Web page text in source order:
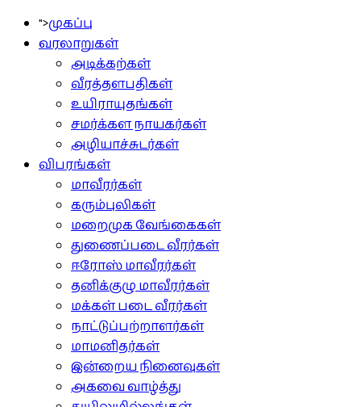
">முகப்பு
வரலாறுகள்
அடிக்கற்கள்
வீரத்தளபதிகள்
உயிராயுதங்கள்
சமர்க்கள நாயகர்கள்
அழியாச்சுடர்கள்
விபரங்கள்
மாவீரர்கள்
கரும்புலிகள்
மறைமுக வேங்கைகள்
துணைப்படை வீரர்கள்
ஈரோஸ் மாவீரர்கள்
தனிக்குழு மாவீரர்கள்
மக்கள் படை வீரர்கள்
நாட்டுப்பற்றாளர்கள்
மாமனிதர்கள்
இன்றைய நினைவுகள்
அகவை வாழ்த்து